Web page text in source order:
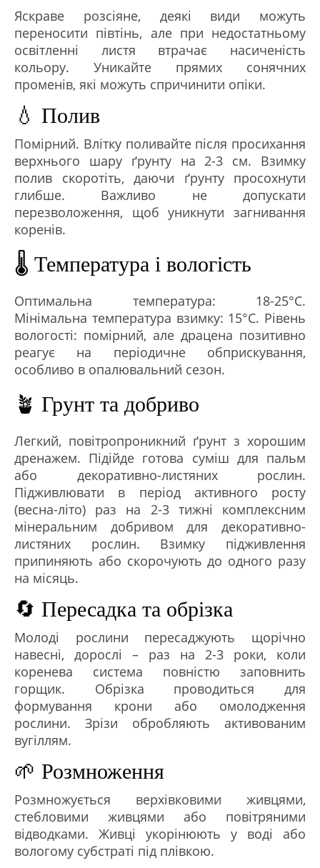
Яскраве розсіяне, деякі види можуть
переносити півтінь, але при недостатньому
освітленні листя втрачає насиченість
кольору. Уникайте прямих сонячних
променів, які можуть спричинити опіки.
💧 Полив
Помірний. Влітку поливайте після просихання
верхнього шару ґрунту на 2-3 см. Взимку
полив скоротіть, даючи ґрунту просохнути
глибше. Важливо не допускати
перезволоження, щоб уникнути загнивання
коренів.
🌡️ Температура і вологість
Оптимальна температура: 18-25°C.
Мінімальна температура взимку: 15°C. Рівень
вологості: помірний, але драцена позитивно
реагує на періодичне обприскування,
особливо в опалювальний сезон.
🪴 Грунт та добриво
Легкий, повітропроникний ґрунт з хорошим
дренажем. Підійде готова суміш для пальм
або декоративно-листяних рослин.
Підживлювати в період активного росту
(весна-літо) раз на 2-3 тижні комплексним
мінеральним добривом для декоративно-
листяних рослин. Взимку підживлення
припиняють або скорочують до одного разу
на місяць.
🔄 Пересадка та обрізка
Молоді рослини пересаджують щорічно
навесні, дорослі – раз на 2-3 роки, коли
коренева система повністю заповнить
горщик. Обрізка проводиться для
формування крони або омолодження
рослини. Зрізи обробляють активованим
вугіллям.
🌱 Розмноження
Розмножується верхівковими живцями,
стебловими живцями або повітряними
відводками. Живці укорінюють у воді або
вологому субстраті під плівкою.